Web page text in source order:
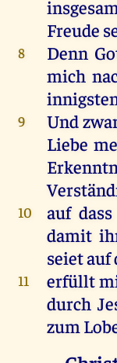
Freude
8
Denn
mich
9
Und
Liebe
10
auf
damit
seiet auf
11
erfüllt
durch
zum